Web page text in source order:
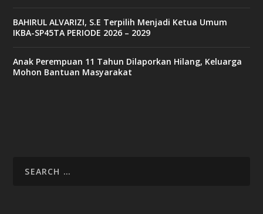
BAHIRUL ALVARIZI, S.E Terpilih Menjadi Ketua Umum
IKBA-SP45TA PERIODE 2026 – 2029
Anak Perempuan 11 Tahun Dilaporkan Hilang, Keluarga
Mohon Bantuan Masyarakat